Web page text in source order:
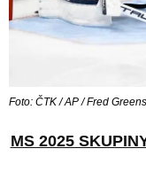
Foto: ČTK / AP / Fred
MS 2025